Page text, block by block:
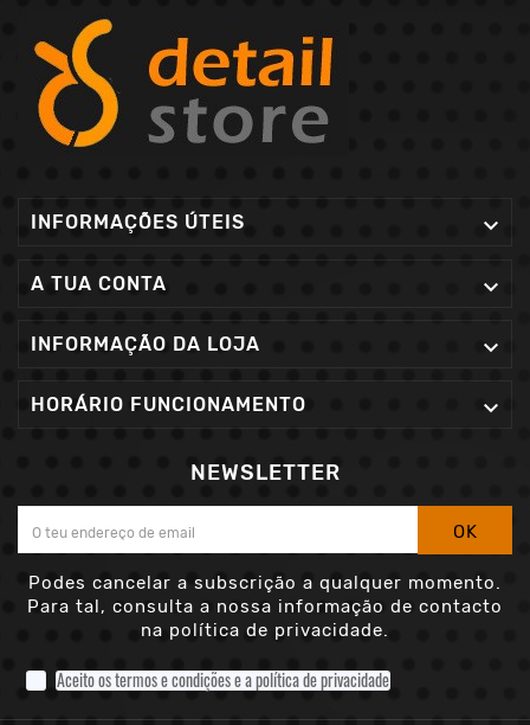
INFORMAÇÕES ÚTEIS 
A TUA CONTA 
INFORMAÇÃO DA LOJA 
HORÁRIO FUNCIONAMENTO 
NEWSLETTER
OK
Podes cancelar a subscrição a qualquer momento.
Para tal, consulta a nossa informação de contacto
na política de privacidade.
Aceito os termos e condições e a política de privacidade